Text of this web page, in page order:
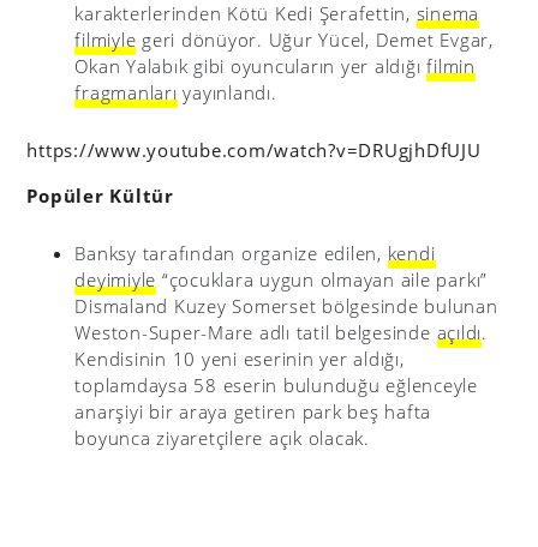
karakterlerinden Kötü Kedi Şerafettin, sinema
filmiyle geri dönüyor. Uğur Yücel, Demet Evgar,
Okan Yalabık gibi oyuncuların yer aldığıfilmin
fragmanları yayınlandı.
https://www.youtube.com/watch?v=DRUgjhDfUJU
Popüler Kültür
Banksy tarafından organize edilen, kendi
deyimiyle “çocuklara uygun olmayan aile parkı”
Dismaland Kuzey Somerset bölgesinde bulunan
Weston-Super-Mare adlı tatil belgesinde açıldı.
Kendisinin 10 yeni eserinin yer aldığı,
toplamdaysa 58 eserin bulunduğu eğlenceyle
anarşiyi bir araya getiren park beş hafta
boyunca ziyaretçilere açık olacak.